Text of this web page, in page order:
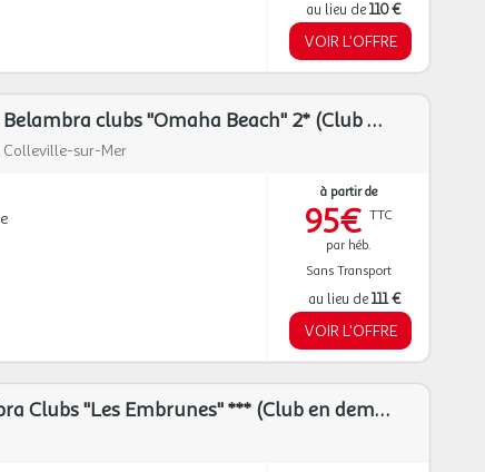
au lieu de110 €
VOIR L'OFFRE
Colleville-sur-Mer - Belambra clubs "Omaha Beach" 2* (Club en location)
Colleville-sur-Mer
à partir de
95€ TTC
par héb.
Sans Transport
au lieu de111 €
VOIR L'OFFRE
Les Saisies - Belambra Clubs "Les Embrunes" *** (Club en demi-pension avec remontées mécaniques incluses en Hiver/ en demi-pension ou pension complète en Ete)